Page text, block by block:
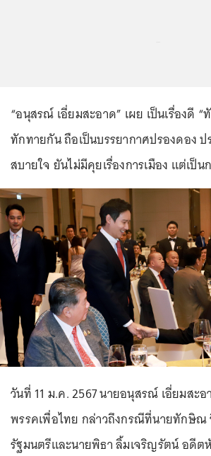
“อนุสรณ์ เอี่ยมสะอาด” เผย เป็นเรื่องดี
ทักทายกัน ถือเป็นบรรยากาศปรองดอง ป
สบายใจ ยันไม่มีคุยเรื่องการเมือง แต่เป็น
วันที่ 11 ม.ค. 2567 นายอนุสรณ์ เอี่ยมสะ
พรรคเพื่อไทย กล่าวถึงกรณีที่นายทักษิณ
รัฐมนตรีและนายพิธา ลิ้มเจริญรัตน์ อดีต